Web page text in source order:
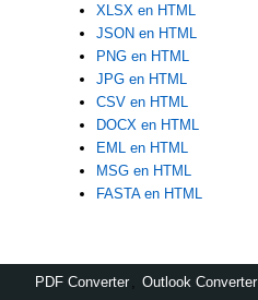
XLSX en HTML
JSON en HTML
PNG en HTML
JPG en HTML
CSV en HTML
DOCX en HTML
EML en HTML
MSG en HTML
FASTA en HTML
PDF Converter Outlook Converter